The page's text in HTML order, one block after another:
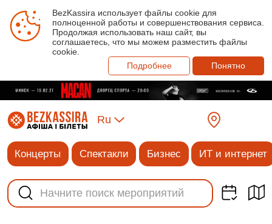
BezKassira использует файлы cookie для
полноценной работы и совершенствования сервиса.
Продолжая использовать наш сайт, вы
соглашаетесь, что мы можем разместить файлы
cookie.
Подробнее
Понятно
Ru
Концерты Спектакли Бизнес ИТ и интернет